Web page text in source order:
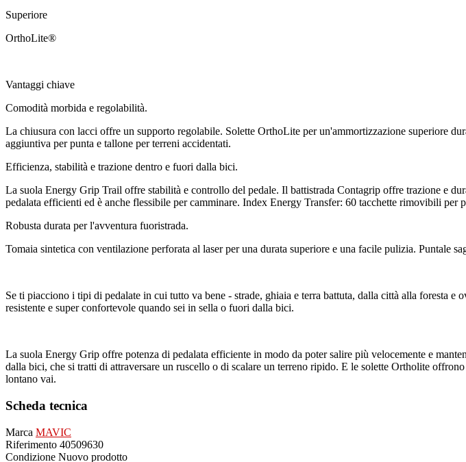
Superiore
OrthoLite®
Vantaggi chiave
Comodità morbida e regolabilità.
La chiusura con lacci offre un supporto regolabile. Solette OrthoLite per un'ammortizzazione superiore
aggiuntiva per punta e tallone per terreni accidentati.
Efficienza, stabilità e trazione dentro e fuori dalla bici.
La suola Energy Grip Trail offre stabilità e controllo del pedale. Il battistrada Contagrip offre trazione e
pedalata efficienti ed è anche flessibile per camminare. Index Energy Transfer: 60 tacchette rimovibili per
Robusta durata per l'avventura fuoristrada.
Tomaia sintetica con ventilazione perforata al laser per una durata superiore e una facile pulizia. Puntale
Se ti piacciono i tipi di pedalate in cui tutto va bene - strade, ghiaia e terra battuta, dalla città alla foresta
resistente e super confortevole quando sei in sella o fuori dalla bici.
La suola Energy Grip offre potenza di pedalata efficiente in modo da poter salire più velocemente e
dalla bici, che si tratti di attraversare un ruscello o di scalare un terreno ripido. E le solette Ortholite
lontano vai.
Scheda tecnica
Marca MAVIC
Riferimento 40509630
Condizione Nuovo prodotto